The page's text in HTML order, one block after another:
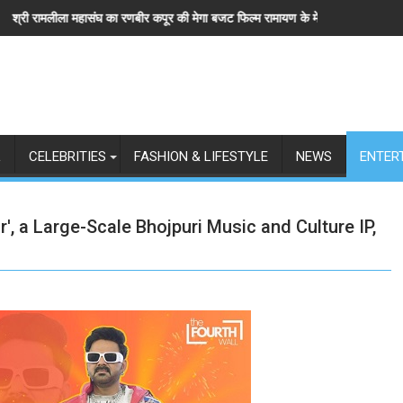
कपूर की मेगा बजट फिल्म रामायण के मेकर्स को चेतावनीछात्रों के समर्थन में उतरीं एक्ट्रेस खुशी
CELEBRITIES FASHION & LIFESTYLE NEWS
a Large-Scale Bhojpuri Music and Culture IP,